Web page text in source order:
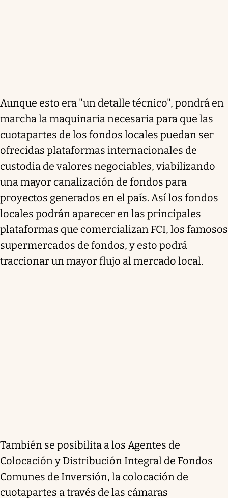
Aunque esto era "un detalle técnico", pondrá en
marcha la maquinaria necesaria para que las
cuotapartes de los fondos locales puedan ser
ofrecidas plataformas internacionales de
custodia de valores negociables, viabilizando
una mayor canalización de fondos para
proyectos generados en el país. Así los fondos
locales podrán aparecer en las principales
plataformas que comercializan FCI, los famosos
supermercados de fondos, y esto podrá
traccionar un mayor flujo al mercado local.
También se posibilita a los Agentes de
Colocación y Distribución Integral de Fondos
Comunes de Inversión, la colocación de
cuotapartes a través de las cámaras